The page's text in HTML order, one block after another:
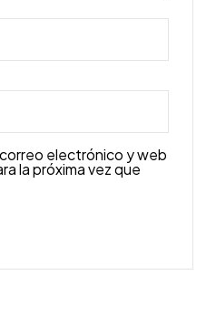
electrónico y web
la próxima vez que